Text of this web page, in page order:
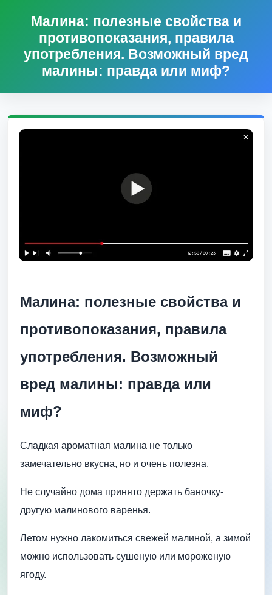
Малина: полезные свойства и
противопоказания, правила
употребления. Возможный вред
малины: правда или миф?
Малина: полезные свойства и
противопоказания, правила
употребления. Возможный
вред малины: правда или
миф?
Сладкая ароматная малина не только
замечательно вкусна, но и очень полезна.
Не случайно дома принято держать баночку-
другую малинового варенья.
Летом нужно лакомиться свежей малиной, а зимой
можно использовать сушеную или мороженую
ягоду.